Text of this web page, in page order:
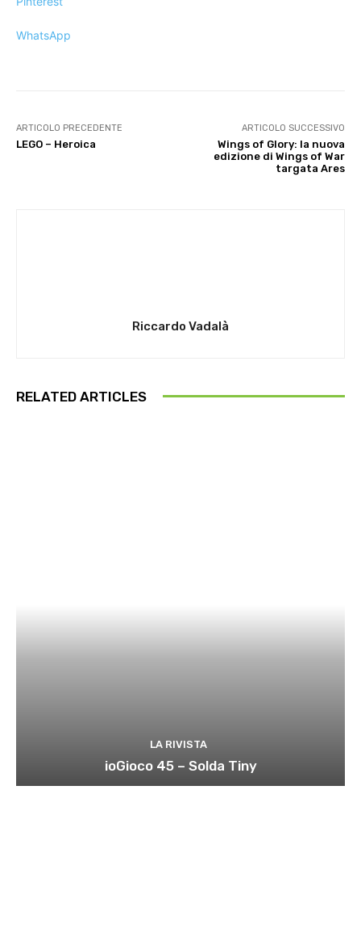
WhatsApp
ARTICOLO PRECEDENTE
LEGO – Heroica
ARTICOLO SUCCESSIVO
Wings of Glory: la nuova
edizione di Wings of War
targata Ares
Riccardo Vadalà
RELATED ARTICLES
LA RIVISTA
ioGioco 45 – Solda Tiny